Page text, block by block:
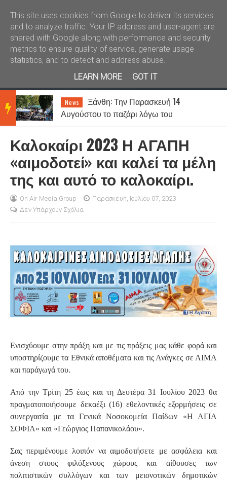
Καλώς ήλθατε Kral News
BRE
AKIN
NEW
News
Ξάνθη: Την Παρασκευή 14
Αυγούστου το παζάρι λόγω του
Καλοκαίρι 2023 Η ΑΓΑΠΗ
«αιμοδοτεί» και καλεί τα μέλη
της και αυτό το καλοκαίρι.
On Air Media Group
Παρασκευή, Ιουλίου 07, 2023
Δεν Υπάρχουν Σχόλια
Ενισχύουμε στην πράξη και με τις πράξεις μας κάθε φορά και
υποστηρίζουμε τα Εθνικά αποθέματα και τις Ανάγκες σε ΑΙΜΑ
και παράγωγά του.
Από την Τρίτη 25 έως και τη Δευτέρα 31 Ιουλίου 2023 θα
πραγματοποιήσουμε δεκαέξι (16) εθελοντικές εξορμήσεις σε
συνεργασία με τα Γενικά Νοσοκομεία Παίδων «Η ΑΓΙΑ
ΣΟΦΙΑ» και «Γεώργιος Παπανικολάου».
Σας περιμένουμε λοιπόν να αιμοδοτήσετε με ασφάλεια και
άνεση στους φιλόξενους χώρους και αίθουσες των
πολιτιστικών συλλόγων και των μειονοτικών δημοτικών
This site uses cookies from Google to deliver its services
and to analyze traffic. Your IP address and user-agent are
shared with Google along with performance and security
metrics to ensure quality of service, generate usage
statistics, and to detect and address abuse.
LEARN MORE
GOT IT